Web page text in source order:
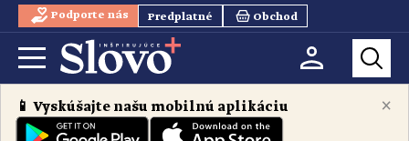
Podporte nás Predplatné Obchod
×
📱 Vyskúšajte našu mobilnú aplikáciu